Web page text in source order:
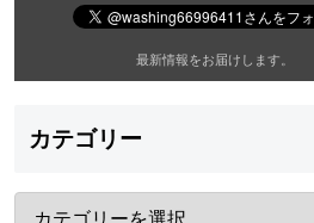
最新情報をお届けします。
カテゴリー